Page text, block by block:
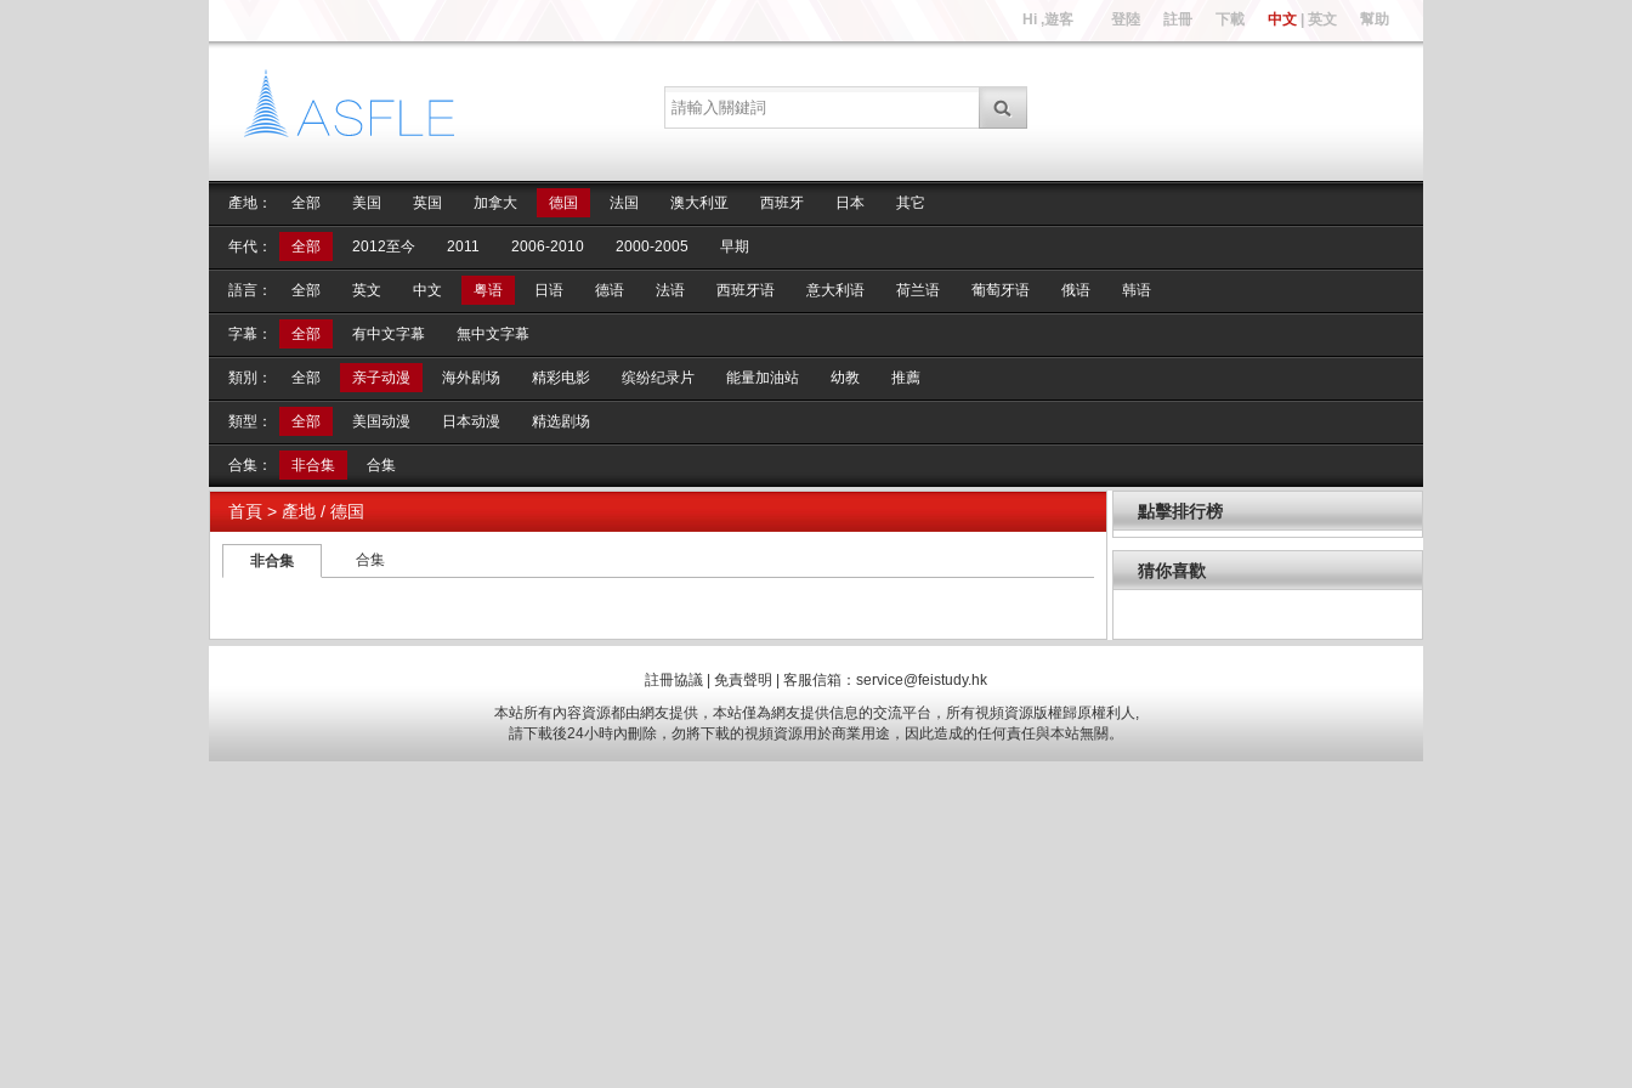
Hi ,遊客 登陸 註冊 下載 中文 英文 幫助
產地： 全部 美国 英国 加拿大 德国 法国 澳大利亚 西班牙 日本 其它
年代： 全部 2012至今 2011 2006-2010 2000-2005 早期
語言： 全部 英文 中文 粤语 日语 德语 法语 西班牙语 意大利语 荷兰语 葡萄牙语 俄语 韩语
字幕： 全部 有中文字幕 無中文字幕
類別： 全部 亲子动漫 海外剧场 精彩电影 缤纷纪录片 能量加油站 幼教 推薦
類型： 全部 美国动漫 日本动漫 精选剧场
合集： 非合集 合集
首頁 > 產地 / 德国
非合集 合集
點擊排行榜
猜你喜歡
註冊協議 免責聲明
客服信箱：service@feistudy.hk
本站所有內容資源都由網友提供，本站僅為網友提供信息的交流平台，所有視頻資源版權歸原權利人,
請下載後24小時內刪除，勿將下載的視頻資源用於商業用途，因此造成的任何責任與本站無關。